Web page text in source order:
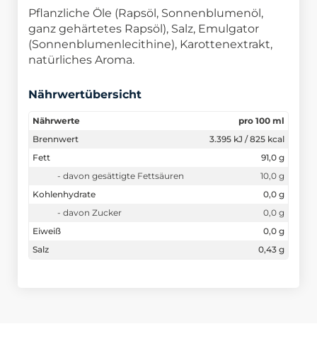
Pflanzliche Öle (Rapsöl, Sonnenblumenöl,
ganz gehärtetes Rapsöl), Salz, Emulgator
(Sonnenblumenlecithine), Karottenextrakt,
natürliches Aroma.
Nährwertübersicht
Nährwerte
pro 100 ml
Brennwert
3.395 kJ / 825 kcal
Fett
91,0 g
- davon gesättigte Fettsäuren
10,0 g
Kohlenhydrate
0,0 g
- davon Zucker
0,0 g
Eiweiß
0,0 g
Salz
0,43 g